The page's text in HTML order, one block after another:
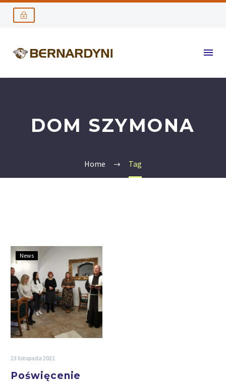
DOM SZYMONA
Home Tag
News
23 listopada 2021
Poświęcenie